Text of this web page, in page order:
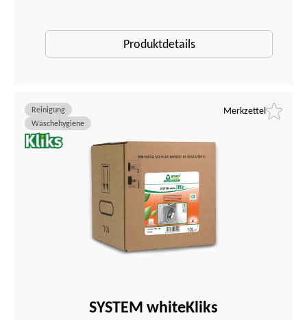
Produktdetails
Merkzettel
SYSTEM whiteKliks
Reinigung
Wäschehygiene